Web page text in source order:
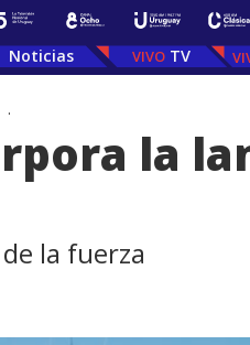
Noticias TV
.
la
la fuerza